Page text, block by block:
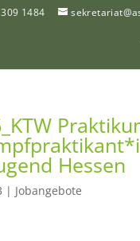
1484
Hessen
| Jobangebote